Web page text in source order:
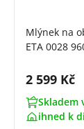
Mlýnek na
ETA 0028
Cena s
2 599 Kč
Skladem
ihned k